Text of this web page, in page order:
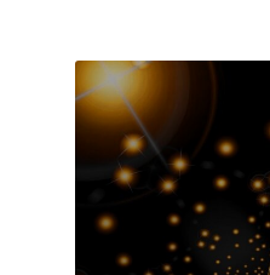
Mehr
erfahren